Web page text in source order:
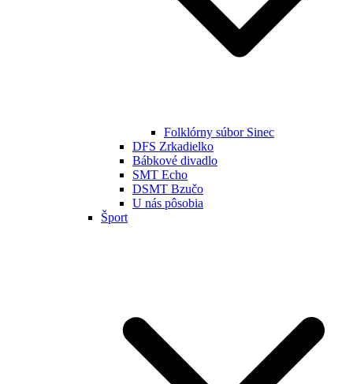
Folklórny súbor Sinec
DFS Zrkadielko
Bábkové divadlo
SMT Echo
DSMT Bzučo
U nás pôsobia
Šport